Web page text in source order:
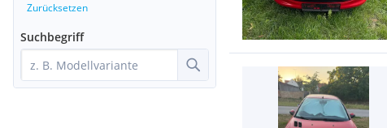
Zurücksetzen
Suchbegriff